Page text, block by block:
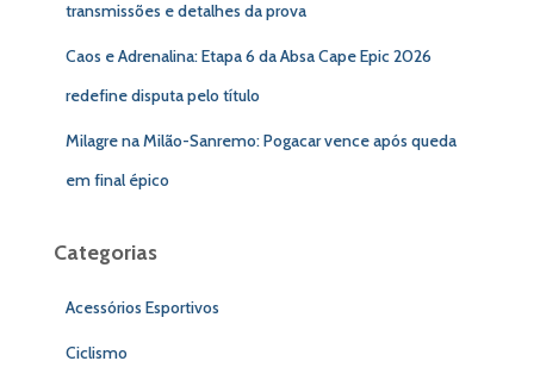
transmissões e detalhes da prova
Caos e Adrenalina: Etapa 6 da Absa Cape Epic 2026
redefine disputa pelo título
Milagre na Milão-Sanremo: Pogacar vence após queda
em final épico
Categorias
Acessórios Esportivos
Ciclismo